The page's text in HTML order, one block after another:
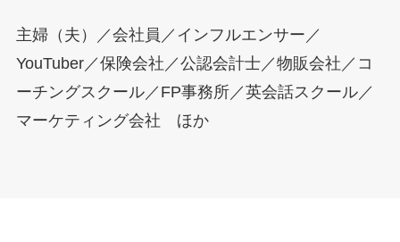
主婦（夫）／会社員／インフルエンサー／
YouTuber／保険会社／公認会計士／物販会社／コ
ーチングスクール／FP事務所／英会話スクール／
マーケティング会社 ほか